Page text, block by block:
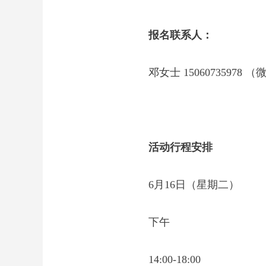
报名联系人：
邓女士 15060735978 （
活动行程安排
6月16日（星期二）
下午
14:00-18:00